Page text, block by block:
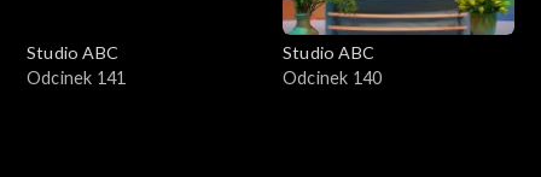
Studio ABC
Odcinek 141
Studio ABC
Odcinek 140